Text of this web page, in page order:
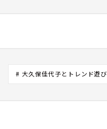
# 大久保佳代子とトレンド遊び